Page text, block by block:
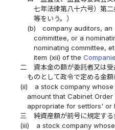
七年法律第八十六号）第
等をいう。）
(b)
company auditors,
committee, or a
nominating committee,
item (xii) of the
二
資本金の額が委託者又は
ものとして政令で定める金
(ii)
a stock company
amount that Cabinet
appropriate for settlors'
三
純資産額が前号に規定す
(iii)
a stock company